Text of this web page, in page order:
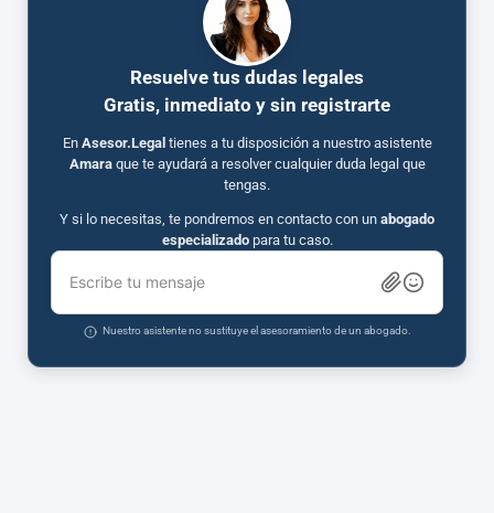
Resuelve tus dudas legales
Gratis, inmediato y sin registrarte
En Asesor.Legal tienes a tu disposición a nuestro asistente
Amaraque te ayudará a resolver cualquier duda legal que
tengas.
Y si lo necesitas, te pondremos en contacto con un abogado
especializadopara tu caso.
Escribe tu mensaje
Nuestro asistente no sustituye el asesoramiento de un abogado.